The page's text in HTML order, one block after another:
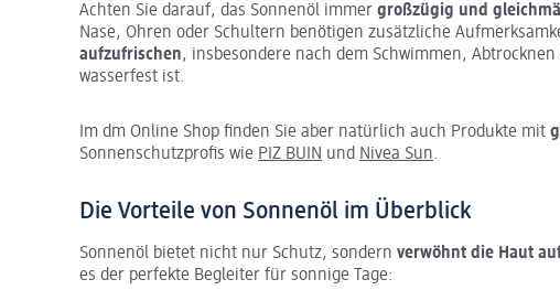
Achten Sie darauf, das Sonnenöl immer großzügig und
Nase, Ohren oder Schultern benötigen zusätzliche
aufzufrischen, insbesondere nach dem Schwimmen,
wasserfest ist.
Im dm Online Shop finden Sie aber natürlich auch Produkte mit
Sonnenschutzprofis wie PIZ BUIN und Nivea Sun.
Die Vorteile von Sonnenöl im Überblick
Sonnenöl bietet nicht nur Schutz, sondern verwöhnt die Haut
es der perfekte Begleiter für sonnige Tage: